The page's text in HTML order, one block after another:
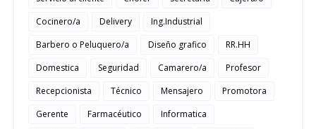
Cocinero/a
Delivery
Ing.Industrial
Barbero o Peluquero/a
Diseño grafico
RR.HH
Domestica
Seguridad Camarero/a
Profesor
Recepcionista
Técnico Mensajero
Promotora
Gerente
Farmacéutico
Informatica